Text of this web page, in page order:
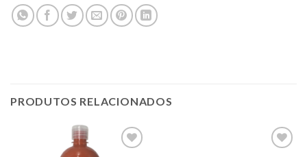
PRODUTOS RELACIONADOS